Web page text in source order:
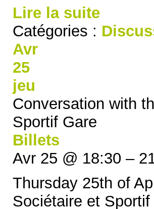
Lire la suite
Catégories :
Avr
25
jeu
Conversation with
Sportif Gare
Billets
Avr 25 @ 18:30 –
Thursday 25th of
Sociétaire et